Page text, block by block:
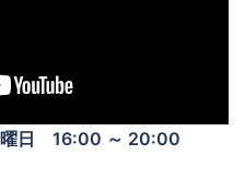
曜日 16:00 ～ 20:00